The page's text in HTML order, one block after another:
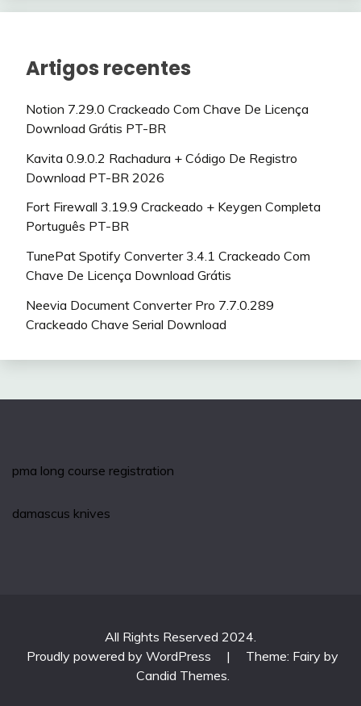
Artigos recentes
Notion 7.29.0 Crackeado Com Chave De Licença
Download Grátis PT-BR
Kavita 0.9.0.2 Rachadura + Código De Registro
Download PT-BR 2026
Fort Firewall 3.19.9 Crackeado + Keygen Completa
Português PT-BR
TunePat Spotify Converter 3.4.1 Crackeado Com
Chave De Licença Download Grátis
Neevia Document Converter Pro 7.7.0.289
Crackeado Chave Serial Download
pma long course registration
damascus knives
All Rights Reserved 2024.
Proudly powered by WordPress
|
Theme: Fairy by
Candid Themes